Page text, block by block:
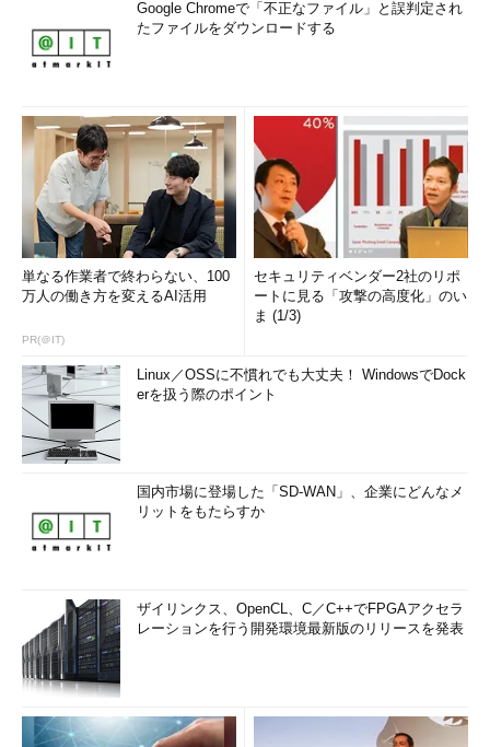
Google Chromeで「不正なファイル」と誤判定され
たファイルをダウンロードする
単なる作業者で終わらない、100
万人の働き方を変えるAI活用
PR(＠IT)
セキュリティベンダー2社のリポ
ートに見る「攻撃の高度化」のい
ま (1/3)
Linux／OSSに不慣れでも大丈夫！ WindowsでDock
erを扱う際のポイント
国内市場に登場した「SD-WAN」、企業にどんなメ
リットをもたらすか
ザイリンクス、OpenCL、C／C++でFPGAアクセラ
レーションを行う開発環境最新版のリリースを発表